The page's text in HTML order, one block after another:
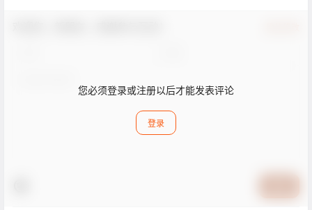
您必须登录或注册以后才能发表评论
登录